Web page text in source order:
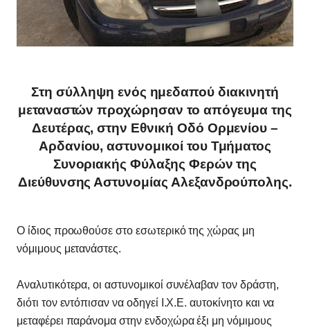
Στη σύλληψη ενός ημεδαπού διακινητή
μεταναστών προχώρησαν το απόγευμα της
Δευτέρας, στην Εθνική Οδό Ορμενίου –
Αρδανίου, αστυνομικοί του Τμήματος
Συνοριακής Φύλαξης Φερών της
Διεύθυνσης Αστυνομίας Αλεξανδρούπολης.
Ο ίδιος προωθούσε στο εσωτερικό της χώρας μη
νόμιμους μετανάστες.
Αναλυτικότερα, οι αστυνομικοί συνέλαβαν τον δράστη,
διότι τον εντόπισαν να οδηγεί Ι.Χ.Ε. αυτοκίνητο και να
μεταφέρει παράνομα στην ενδοχώρα έξι μη νόμιμους